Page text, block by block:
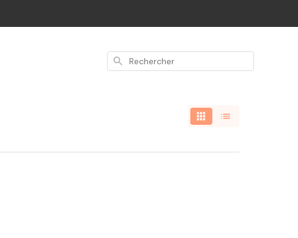
Rechercher